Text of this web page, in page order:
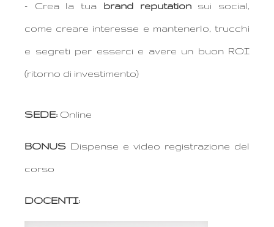
– Crea la tua brand reputationsui social,
come creare interesse e mantenerlo, trucchi
e segreti per esserci e avere un buon ROI
(ritorno di investimento)
SEDE: Online
BONUS Dispense e video registrazione del
corso
DOCENTI: